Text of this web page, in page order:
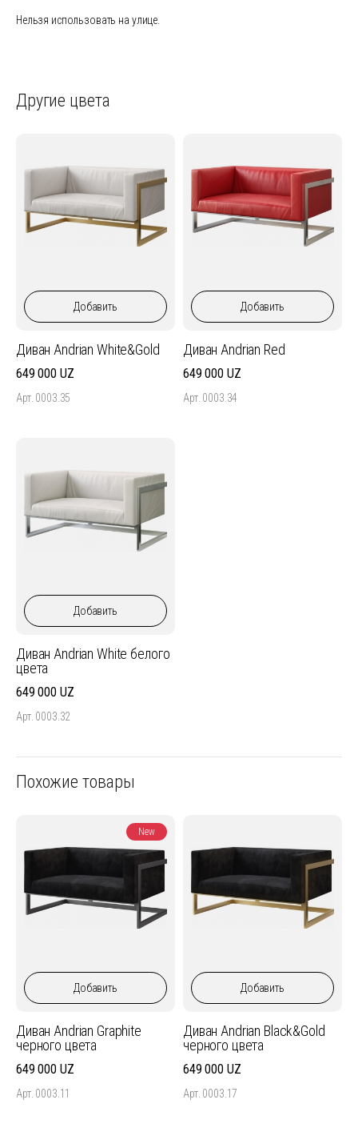
Нельзя использовать на улице.
Другие цвета
Добавить
Диван Andrian White&Gold
649 000
Арт. 0003.35
Добавить
Диван Andrian Red
649 000
Арт. 0003.34
Добавить
Диван Andrian White белого
цвета
649 000
Арт. 0003.32
Похожие товары
Добавить
New
Диван Andrian Graphite
черного цвета
649 000
Арт. 0003.11
Добавить
Диван Andrian Black&Gold
черного цвета
649 000
Арт. 0003.17